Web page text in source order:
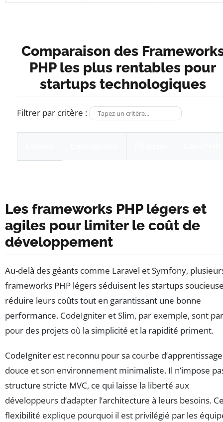
Comparaison des
PHP les plus rentables pour
startups technologiques
Filtrer par critère :
Les frameworks PHP légers et
agiles pour limiter le coût de
développement
Au-delà des géants comme Laravel et Symfony,
frameworks PHP légers séduisent les startups
réduire leurs coûts tout en garantissant une bonne
performance. CodeIgniter et Slim, par exemple, sont
pour des projets où la simplicité et la rapidité priment.
CodeIgniter est reconnu pour sa courbe d’apprentissage
douce et son environnement minimaliste. Il n’impose
structure stricte MVC, ce qui laisse la liberté aux
développeurs d’adapter l’architecture à leurs besoins.
flexibilité explique pourquoi il est privilégié par les